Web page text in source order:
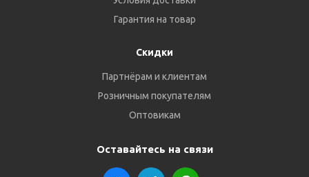
Гарантия на товар
Скидки
Партнёрам и клиентам
Розничным покупателям
Оптовикам
Оставайтесь на связи